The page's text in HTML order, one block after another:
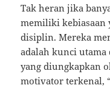
Tak heran jika
memiliki kebiasaan
disiplin. Mereka
adalah kunci
yang diungkapkan
motivator terkenal,